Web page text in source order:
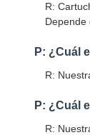
R:
Depende
P: ¿Cuál
R:
P: ¿Cuál
R: